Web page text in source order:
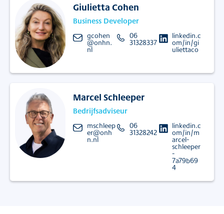
Giulietta Cohen
Business Developer
gcohen
@onhn.
nl
06
31328337
linkedin.c
om/in/gi
uliettaco
Marcel Schleeper
Bedrijfsadviseur
mschleep
er@onh
n.nl
06
31328242
linkedin.c
om/in/m
arcel-
schleeper
-
7a79b69
4